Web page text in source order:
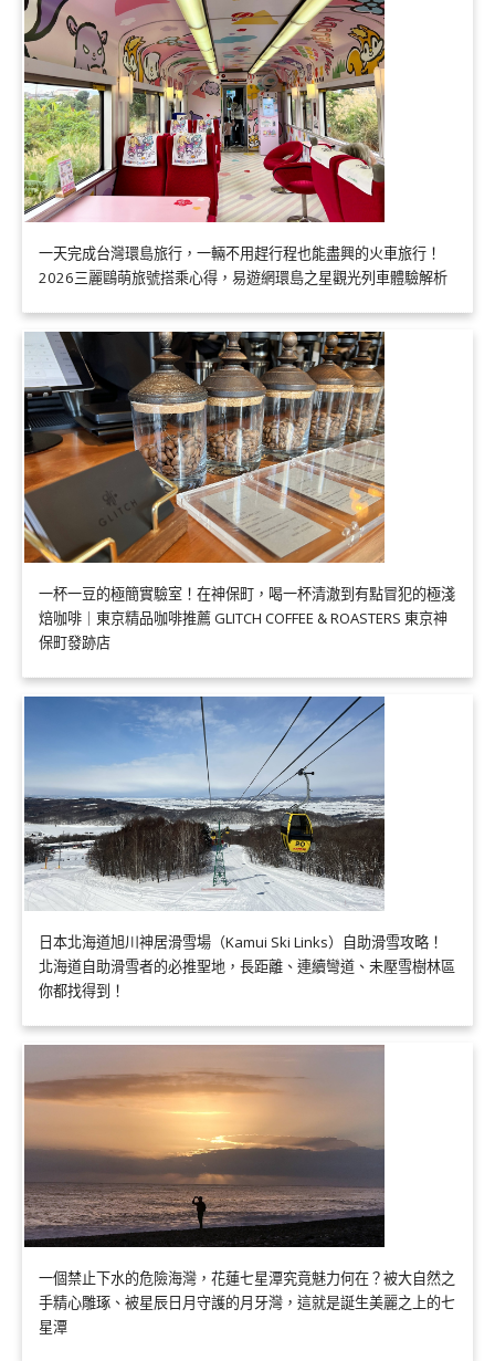
一天完成台灣環島旅行，一輛不用趕行程也能盡興的火車旅行！
2026三麗鷗萌旅號搭乘心得，易遊網環島之星觀光列車體驗解析
一杯一豆的極簡實驗室！在神保町，喝一杯清澈到有點冒犯的極淺
焙咖啡｜東京精品咖啡推薦 GLITCH COFFEE & ROASTERS 東京神
保町發跡店
日本北海道旭川神居滑雪場（Kamui Ski Links）自助滑雪攻略！
北海道自助滑雪者的必推聖地，長距離、連續彎道、未壓雪樹林區
你都找得到！
一個禁止下水的危險海灣，花蓮七星潭究竟魅力何在？被大自然之
手精心雕琢、被星辰日月守護的月牙灣，這就是誕生美麗之上的七
星潭